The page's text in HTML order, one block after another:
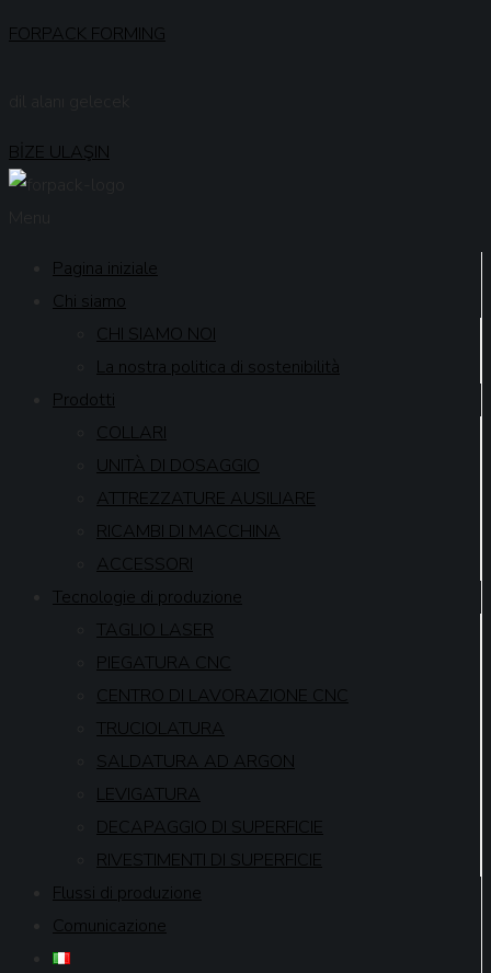
FORPACK FORMING
BİZE ULAŞIN
Pagina iniziale
Chi siamo
CHI SIAMO NOI
La nostra politica di sostenibilità
Prodotti
COLLARI
UNITÀ DI DOSAGGIO
ATTREZZATURE AUSILIARE
RICAMBI DI MACCHINA
ACCESSORI
Tecnologie di produzione
TAGLIO LASER
PIEGATURA CNC
CENTRO DI LAVORAZIONE CNC
TRUCIOLATURA
SALDATURA AD ARGON
LEVIGATURA
DECAPAGGIO DI SUPERFICIE
RIVESTIMENTI DI SUPERFICIE
Flussi di produzione
Comunicazione